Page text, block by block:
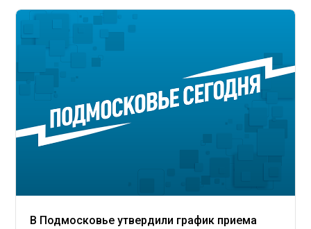
В Подмосковье утвердили график приема